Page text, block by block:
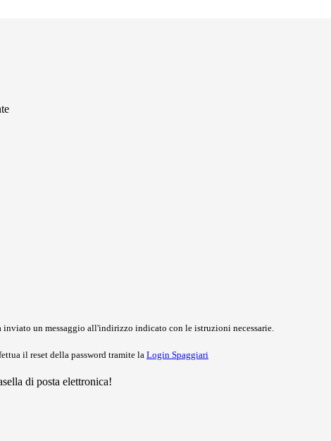
inviato un messaggio all'indirizzo indicato con le istruzioni necessarie.
il reset della password tramite la Login Spaggiari
di posta elettronica!